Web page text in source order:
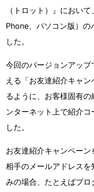
（トロット）』におい
Phone、パソコン版）の
した。
今回のバージョンアップ
える「お友達紹介キャ
るように、お客様固有
ンターネット上で紹介
した。
お友達紹介キャンペー
相手のメールアドレス
みの場合、たとえばブ